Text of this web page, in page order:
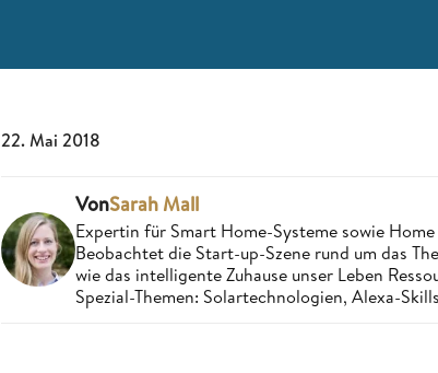
22. Mai 2018
VonSarah Mall
Expertin für Smart Home-Systeme sowie
Beobachtet die Start-up-Szene rund um das
wie das intelligente Zuhause unser Leben
Spezial-Themen: Solartechnologien, Alexa-